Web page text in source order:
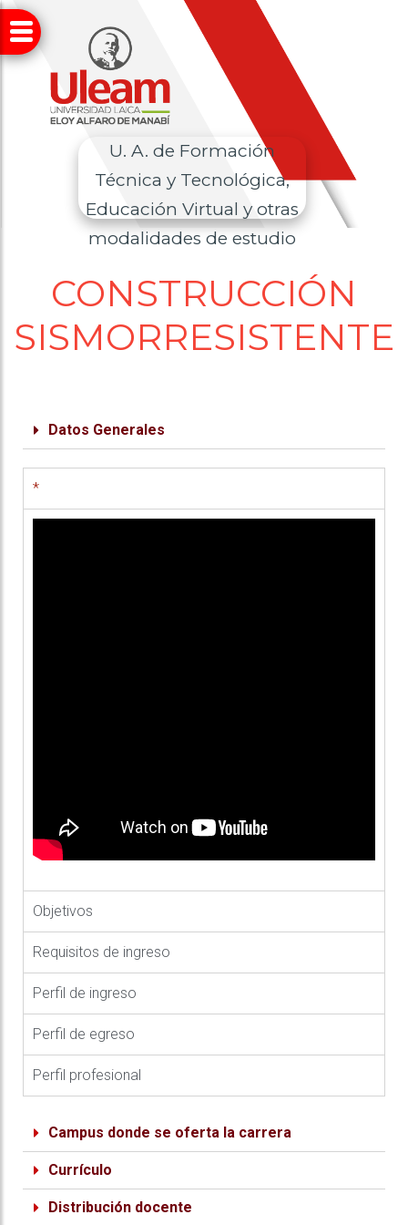
U. A. de Formación
Técnica y Tecnológica,
Educación Virtual y otras
modalidades de estudio
CONSTRUCCIÓN
SISMORRESISTENTE
Datos Generales
*
Objetivos
Requisitos de ingreso
Perfil de ingreso
Perfil de egreso
Perfil profesional
Campus donde se oferta la carrera
Currículo
Distribución docente